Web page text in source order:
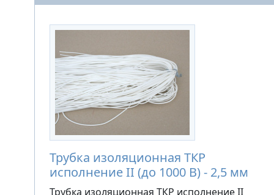
Трубка изоляционная ТКР
исполнение II (до 1000 В) - 2,5 мм
Трубка изоляционная ТКР исполнение II